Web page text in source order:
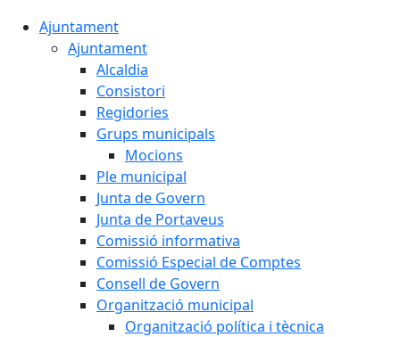
Ajuntament
Ajuntament
Alcaldia
Consistori
Regidories
Grups municipals
Mocions
Ple municipal
Junta de Govern
Junta de Portaveus
Comissió informativa
Comissió Especial de Comptes
Consell de Govern
Organització municipal
Organització política i tècnica